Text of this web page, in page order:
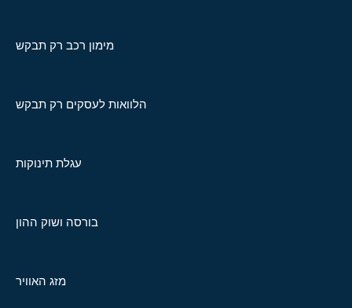
מימון רכב רק תבקש
הלוואות לעסקים רק תבקש
עגלת תינוקות
בורסה ושוק ההון
מזג האוויר